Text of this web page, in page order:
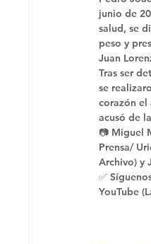
junio de
salud, se
peso y
Juan
Tras ser
se
corazón el
acusó de
📷 Miguel
Prensa/
Archivo) y
✅
YouTube